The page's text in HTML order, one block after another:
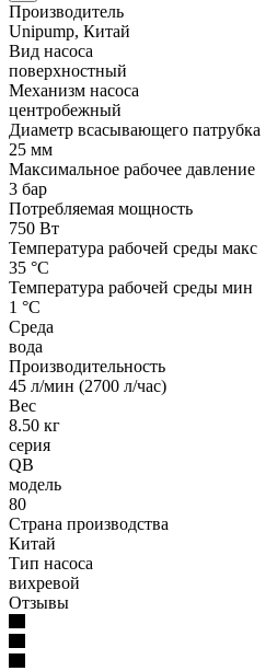
Производитель
Unipump, Китай
Вид насоса
поверхностный
Механизм насоса
центробежный
Диаметр всасывающего патрубка
25 мм
Максимальное рабочее давление
3 бар
Потребляемая мощность
750 Вт
Температура рабочей среды макс
35 °С
Температура рабочей среды мин
1 °С
Среда
вода
Производительность
45 л/мин (2700 л/час)
Вес
8.50 кг
серия
QB
модель
80
Страна производства
Китай
Тип насоса
вихревой
Отзывы